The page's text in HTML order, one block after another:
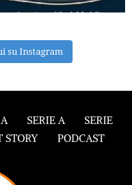
su Instagram
SERIE A
SERIE
STORY PODCAST